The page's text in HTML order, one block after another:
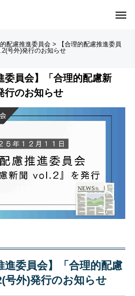
配慮推進委員会 >
【合理的配慮推進委員
号外)発行のお知らせ
委員会】「合理的配慮新
行のお知らせ
進委員会】「合理的配慮
号外)発行のお知らせ